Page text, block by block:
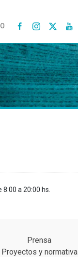
 
a 20:00 hs.
Prensa
Proyectos y normativa